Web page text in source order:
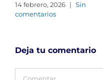
14 febrero, 2026 | Sin
comentarios
Deja tu comentario
Comentar